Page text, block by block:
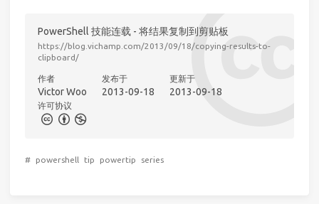
PowerShell 技能连载 - 将结果复制到剪贴板
https://blog.vichamp.com/2013/09/18/copying-results-to-
clipboard/
作者
Victor Woo
发布于
2013-09-18
更新于
2013-09-18
许可协议
# powershell tip powertip series